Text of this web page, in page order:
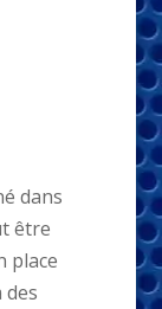
dans
être
place
des